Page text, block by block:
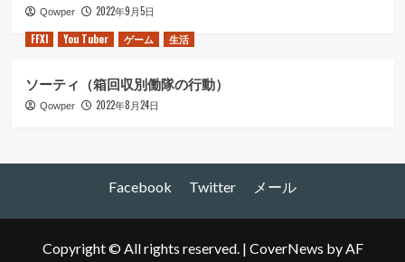
Qowper
2022年9月5日
FFXI
You Tuber ゲーム 生活
ソーティ（箱回収別働隊の行動）
Qowper 2022年8月24日
Facebook Twitter メール
Copyright © All rights reserved. | CoverNews by AF